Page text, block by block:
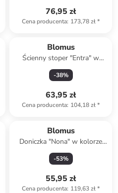
76,95 zł
Cena producenta: 173,78 zł*
Blomus
Ścienny stoper "Entra" w
kolorze brązowo-czarnym do
drzwi - dł. 4 cm
-38%
63,95 zł
Cena producenta: 104,18 zł*
Blomus
Doniczka "Nona" w kolorze
jasnoszarym na zioła - Ø 12,5
cm
-53%
55,95 zł
Cena producenta: 119,63 zł*